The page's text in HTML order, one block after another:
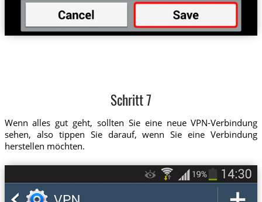
Schritt 7
Wenn alles gut geht, sollten Sie eine neue VPN-Verbindung
sehen, also tippen Sie darauf, wenn Sie eine Verbindung
herstellen möchten.